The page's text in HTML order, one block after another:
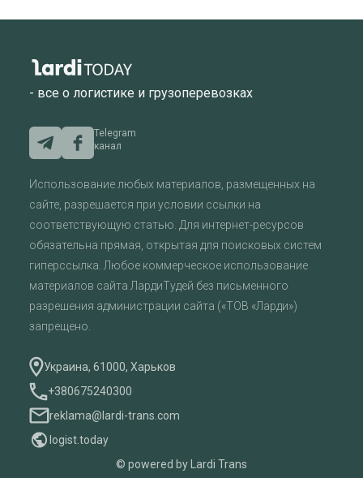
- все о логистике и грузоперевозках
Telegram
канал
Использование любых материалов, размещенных на
сайте, разрешается при условии ссылки на
соответствующую статью. Для интернет-ресурсов
обязательна прямая, открытая для поисковых систем
гиперссылка. Любое коммерческое использование
материалов сайта ЛардиТудей без письменного
разрешения администрации сайта («ТОВ «Ларди»)
запрещено.
Украина, 61000, Харьков
+380675240300
reklama@lardi-trans.com
logist.today
© powered by Lardi Trans